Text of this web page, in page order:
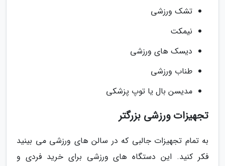
تشک ورزشی
نیمکت
دیسک های ورزشی
طناب ورزشی
مدیسن بال یا توپ پزشکی
تجهیزات ورزشی بزرگتر
به تمام تجهیزات جالبی که در سالن های ورزشی می بینید
فکر کنید. این دستگاه های ورزشی برای خرید فردی و